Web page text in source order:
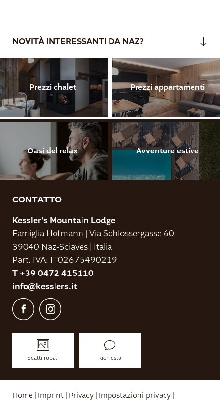
NOVITÀ INTERESSANTI DA NAZ?
Prezzi chalet Prezzi appartamenti
Oasi del relax Avventure estive
CONTATTO
Kessler’s Mountain Lodge
Famiglia Hofmann
Via Schlossergasse 60
39040 Naz-Sciaves
Italia
Part. IVA: IT02675490219
T +39 0472 415110
info@kesslers.it
Scatti rubati Richiesta
Home Imprint Privacy Impostazioni privacy